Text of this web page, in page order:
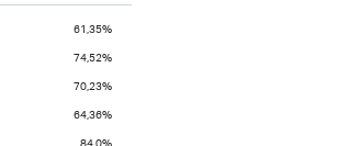
61,35%
74,52%
70,23%
64,36%
84,0%